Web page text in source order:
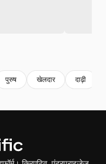
पुरुष खेलदार दाढ़ी